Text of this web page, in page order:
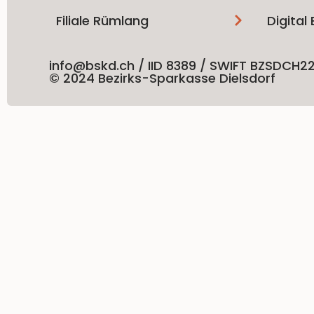
Filiale Rümlang
Digital
info@bskd.ch / IID 8389 / SWIFT
© 2024 Bezirks-Sparkasse Dielsdorf